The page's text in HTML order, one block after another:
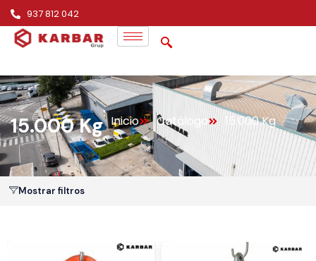
937 812 042
15.000 Kg Inicio Catálogo 15.000 Kg
Mostrar filtros